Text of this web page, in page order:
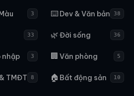
3 ⌨️ Dev & Văn bản 38
33 🌿Đời sống 36
nhập 3 🏢 Văn phòng 5
TMĐT 8 🏠 Bất động sản 10